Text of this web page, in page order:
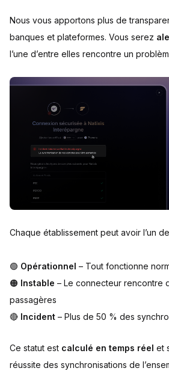
Nous vous apportons plus de
banques et plateformes. Vous serez
l’une d’entre elles rencontre un
Chaque établissement peut avoir l’un
🟢 Opérationnel – Tout fonctionne
🟠 Instable – Le connecteur rencontre
passagères
🔴 Incident – Plus de 50 % des
Ce statut est calculé en temps réel et
réussite des synchronisations de